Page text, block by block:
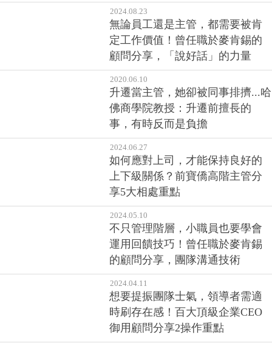
2024.08.23
無論員工還是主管，都需要被肯
定工作價值！曾任職於麥肯錫的
顧問分享，「說好話」的力量
2020.06.10
升遷當主管，她卻被同事排擠...哈
佛商學院教授：升遷前擅長的
事，有時反而是負擔
2024.06.27
如何應對上司，才能保持良好的
上下級關係？前寶僑高階主管分
享5大相處重點
2024.05.10
不只管理階層，小職員也要學會
運用回饋技巧！曾任職於麥肯錫
的顧問分享，團隊溝通技術
2024.04.11
想要提振團隊士氣，領導者需適
時刷存在感！百大頂級企業CEO
御用顧問分享2操作重點